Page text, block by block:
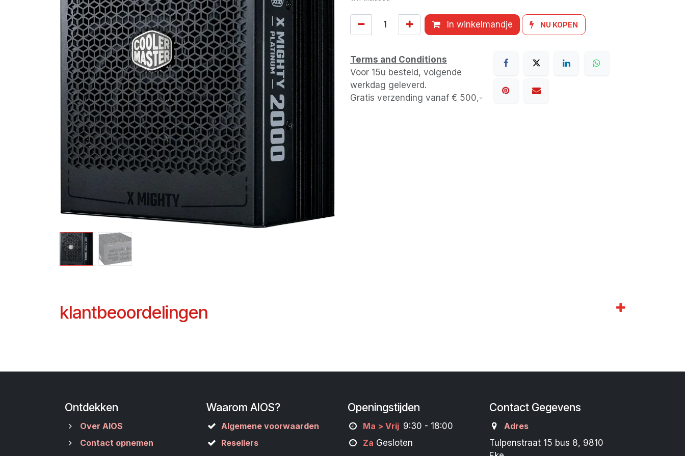
In winkelmandje NU KOPEN
Terms and Conditions
Voor 15u besteld, volgende
werkdag geleverd.
Gratis verzending vanaf € 500,-
klantbeoordelingen
Ontdekken
Over AIOS
Contact opnemen
Waarom AIOS?
Algemene voorwaarden
Resellers
Openingstijden
Ma > Vrij 9:30 - 18:00
Za Gesloten
Contact Gegevens
Adres
Tulpenstraat 15 bus 8, 9810